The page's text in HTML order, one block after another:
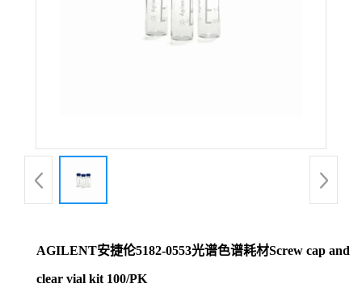
AGILENT安捷伦5182-0553光谱色谱耗材Screw cap and
clear vial kit 100/PK